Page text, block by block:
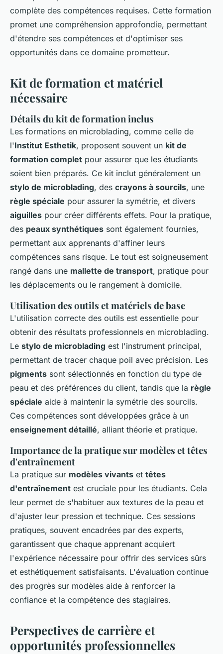
complète des compétences requises. Cette formation
promet une compréhension approfondie, permettant
d'étendre ses compétences et d'optimiser ses
opportunités dans ce domaine prometteur.
Kit de formation et matériel
nécessaire
Détails du kit de formation inclus
Les formations en microblading, comme celle de
l'Institut Esthetik, proposent souvent un kit de
formation complet pour assurer que les étudiants
soient bien préparés. Ce kit inclut généralement un
stylo de microblading, des crayons à sourcils, une
règle spéciale pour assurer la symétrie, et divers
aiguilles pour créer différents effets. Pour la pratique,
des peaux synthétiques sont également fournies,
permettant aux apprenants d'affiner leurs
compétences sans risque. Le tout est soigneusement
rangé dans une mallette de transport, pratique pour
les déplacements ou le rangement à domicile.
Utilisation des outils et matériels de base
L'utilisation correcte des outils est essentielle pour
obtenir des résultats professionnels en microblading.
Le stylo de microblading est l'instrument principal,
permettant de tracer chaque poil avec précision. Les
pigments sont sélectionnés en fonction du type de
peau et des préférences du client, tandis que la règle
spéciale aide à maintenir la symétrie des sourcils.
Ces compétences sont développées grâce à un
enseignement détaillé, alliant théorie et pratique.
Importance de la pratique sur modèles et têtes
d'entraînement
La pratique sur modèles vivants et têtes
d'entraînement est cruciale pour les étudiants. Cela
leur permet de s'habituer aux textures de la peau et
d'ajuster leur pression et technique. Ces sessions
pratiques, souvent encadrées par des experts,
garantissent que chaque apprenant acquiert
l'expérience nécessaire pour offrir des services sûrs
et esthétiquement satisfaisants. L'évaluation continue
des progrès sur modèles aide à renforcer la
confiance et la compétence des stagiaires.
Perspectives de carrière et
opportunités professionnelles